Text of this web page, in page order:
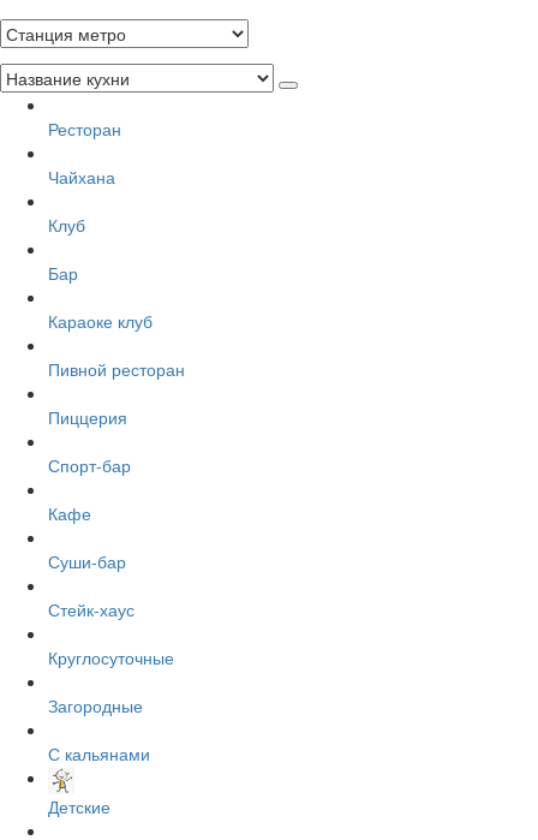
Ресторан
Чайхана
Клуб
Бар
Караоке клуб
Пивной ресторан
Пиццерия
Спорт-бар
Кафе
Суши-бар
Стейк-хаус
Круглосуточные
Загородные
С кальянами
Детские